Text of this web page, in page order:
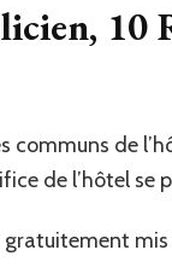
10
communs de
de l’hôtel se